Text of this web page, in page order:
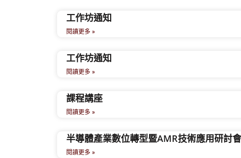
工作坊通知
閱讀更多 »
工作坊通知
閱讀更多 »
課程講座
閱讀更多 »
半導體產業數位轉型暨AMR技術應用研討會
閱讀更多 »